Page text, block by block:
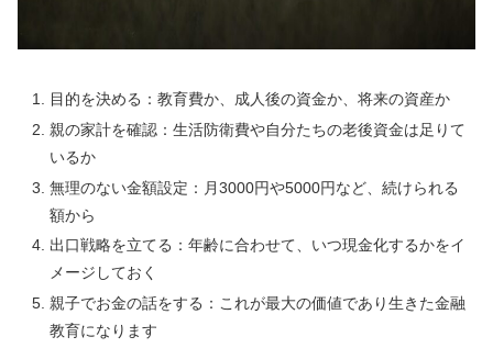
目的を決める：教育費か、成人後の資金か、将来の資産か
親の家計を確認：生活防衛費や自分たちの老後資金は足りて
いるか
無理のない金額設定：月3000円や5000円など、続けられる
額から
出口戦略を立てる：年齢に合わせて、いつ現金化するかをイ
メージしておく
親子でお金の話をする：これが最大の価値であり生きた金融
教育になります